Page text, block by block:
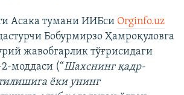
Асака тумани ИИБси Orginfo.uz
Бобурмирзо Ҳамроқуловга
жавобгарлик тўғрисидаги
моддаси (“Шахснинг қадр-
ёки унинг